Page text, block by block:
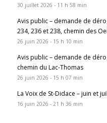
30 juillet 2026 - 11 h 58 min
Avis public – demande de
234, 236 et 238, chemin des
26 juin 2026 - 15 h 10 min
Avis public – demande de
chemin du Lac-Thomas
26 juin 2026 - 15 h 07 min
La Voix de St-Didace – juin et
16 juin 2026 - 21 h 36 min